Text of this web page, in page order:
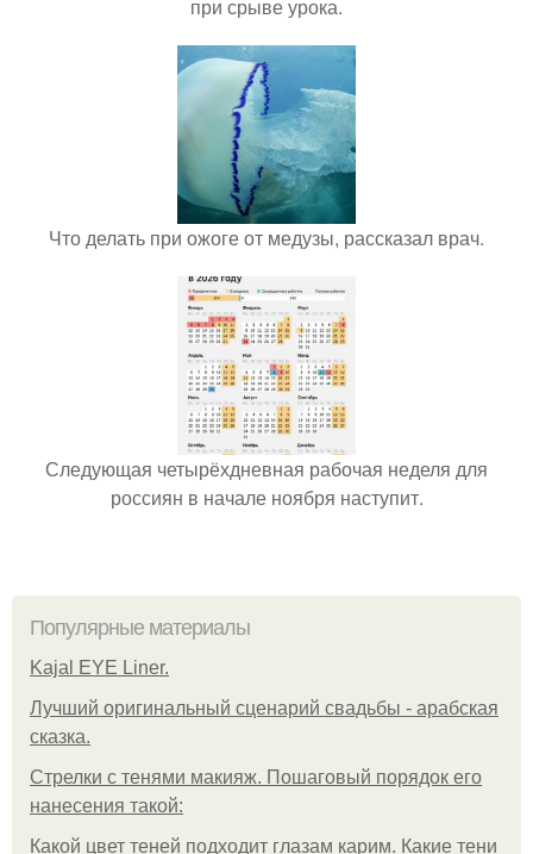
при срыве урока.
Что делать при ожоге от медузы, рассказал врач.
Следующая четырёхдневная рабочая неделя для
россиян в начале ноября наступит.
Популярные материалы
Kajal EYE Liner.
Лучший оригинальный сценарий свадьбы - арабская
сказка.
Стрелки с тенями макияж. Пошаговый порядок его
нанесения такой:
Какой цвет теней подходит глазам карим. Какие тени